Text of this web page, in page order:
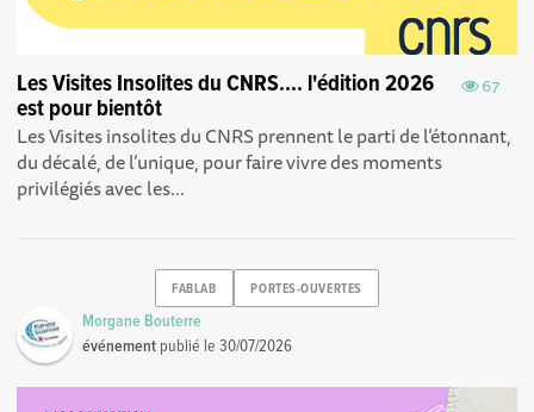
67
Les Visites Insolites du CNRS.... l'édition 2026
est pour bientôt
Les Visites insolites du CNRS prennent le parti de l’étonnant,
du décalé, de l’unique, pour faire vivre des moments
privilégiés avec les...
FABLAB PORTES-OUVERTES
Morgane Bouterre
événement publié le30/07/2026